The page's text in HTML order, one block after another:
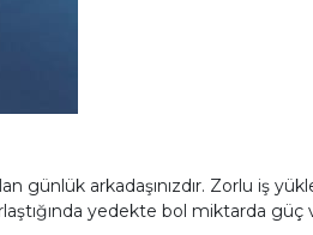
günlük arkadaşınızdır. Zorlu iş
yedekte bol miktarda güç